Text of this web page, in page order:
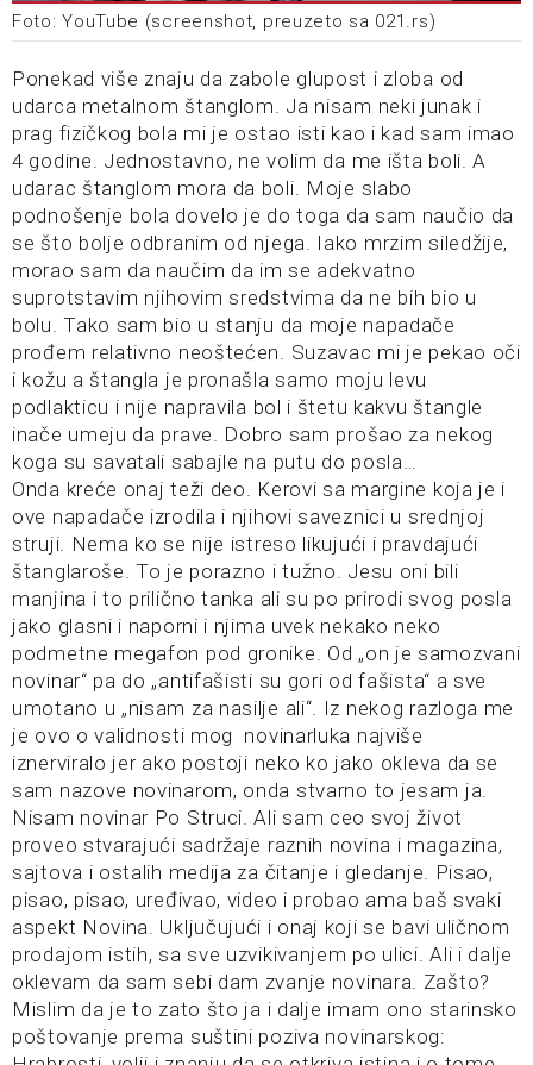
Foto: YouTube (screenshot, preuzeto sa 021.rs)
Ponekad više znaju da zabole glupost i zloba od
udarca metalnom štanglom. Ja nisam neki junak i
prag fizičkog bola mi je ostao isti kao i kad sam imao
4 godine. Jednostavno, ne volim da me išta boli. A
udarac štanglom mora da boli. Moje slabo
podnošenje bola dovelo je do toga da sam naučio da
se što bolje odbranim od njega. Iako mrzim siledžije,
morao sam da naučim da im se adekvatno
suprotstavim njihovim sredstvima da ne bih bio u
bolu. Tako sam bio u stanju da moje napadače
prođem relativno neoštećen. Suzavac mi je pekao oči
i kožu a štangla je pronašla samo moju levu
podlakticu i nije napravila bol i štetu kakvu štangle
inače umeju da prave. Dobro sam prošao za nekog
koga su savatali sabajle na putu do posla…
Onda kreće onaj teži deo. Kerovi sa margine koja je i
ove napadače izrodila i njihovi saveznici u srednjoj
struji. Nema ko se nije istreso likujući i pravdajući
štanglaroše. To je porazno i tužno. Jesu oni bili
manjina i to prilično tanka ali su po prirodi svog posla
jako glasni i naporni i njima uvek nekako neko
podmetne megafon pod gronike. Od „on je samozvani
novinar“ pa do „antifašisti su gori od fašista“ a sve
umotano u „nisam za nasilje ali“. Iz nekog razloga me
je ovo o validnosti mog novinarluka najviše
iznerviralo jer ako postoji neko ko jako okleva da se
sam nazove novinarom, onda stvarno to jesam ja.
Nisam novinar Po Struci. Ali sam ceo svoj život
proveo stvarajući sadržaje raznih novina i magazina,
sajtova i ostalih medija za čitanje i gledanje. Pisao,
pisao, pisao, uređivao, video i probao ama baš svaki
aspekt Novina. Uključujući i onaj koji se bavi uličnom
prodajom istih, sa sve uzvikivanjem po ulici. Ali i dalje
oklevam da sam sebi dam zvanje novinara. Zašto?
Mislim da je to zato što ja i dalje imam ono starinsko
poštovanje prema suštini poziva novinarskog: